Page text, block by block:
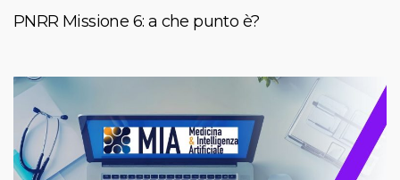
PNRR Missione 6: a che punto è?